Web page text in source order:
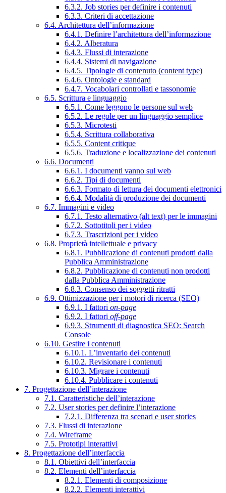
6.3.2. Job stories per definire i contenuti
6.3.3. Criteri di accettazione
6.4. Architettura dell’informazione
6.4.1. Definire l’architettura dell’informazione
6.4.2. Alberatura
6.4.3. Flussi di interazione
6.4.4. Sistemi di navigazione
6.4.5. Tipologie di contenuto (content type)
6.4.6. Ontologie e standard
6.4.7. Vocabolari controllati e tassonomie
6.5. Scrittura e linguaggio
6.5.1. Come leggono le persone sul web
6.5.2. Le regole per un linguaggio semplice
6.5.3. Microtesti
6.5.4. Scrittura collaborativa
6.5.5. Content critique
6.5.6. Traduzione e localizzazione dei contenuti
6.6. Documenti
6.6.1. I documenti vanno sul web
6.6.2. Tipi di documenti
6.6.3. Formato di lettura dei documenti elettronici
6.6.4. Modalità di produzione dei documenti
6.7. Immagini e video
6.7.1. Testo alternativo (alt text) per le immagini
6.7.2. Sottotitoli per i video
6.7.3. Trascrizioni per i video
6.8. Proprietà intellettuale e privacy
6.8.1. Pubblicazione di contenuti prodotti dalla
Pubblica Amministrazione
6.8.2. Pubblicazione di contenuti non prodotti
dalla Pubblica Amministrazione
6.8.3. Consenso dei soggetti ritratti
6.9. Ottimizzazione per i motori di ricerca (SEO)
6.9.1. I fattori on-page
6.9.2. I fattori off-page
6.9.3. Strumenti di diagnostica SEO: Search
Console
6.10. Gestire i contenuti
6.10.1. L’inventario dei contenuti
6.10.2. Revisionare i contenuti
6.10.3. Migrare i contenuti
6.10.4. Pubblicare i contenuti
7. Progettazione dell’interazione
7.1. Caratteristiche dell’interazione
7.2. User stories per definire l’interazione
7.2.1. Differenza tra scenari e user stories
7.3. Flussi di interazione
7.4. Wireframe
7.5. Prototipi interattivi
8. Progettazione dell’interfaccia
8.1. Obiettivi dell’interfaccia
8.2. Elementi dell’interfaccia
8.2.1. Elementi di composizione
8.2.2. Elementi interattivi